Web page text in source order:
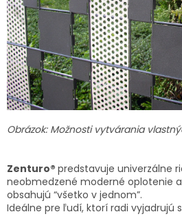
Obrázok: Možnosti vytvárania
Zenturo® predstavuje univerzálne
neobmedzené moderné oplotenie
obsahujú “všetko v jednom”.
Ideálne pre ľudí, ktorí radi vyjadrujú